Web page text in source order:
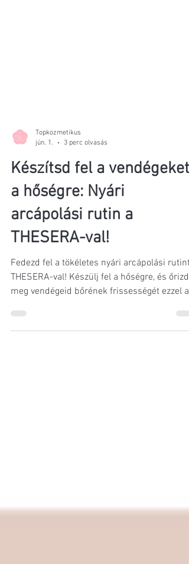
Topkozmetikus
jún. 1.
3 perc olvasás
Készítsd fel a vendégeket
a hőségre: Nyári
arcápolási rutin a
THESERA-val!
Fedezd fel a tökéletes nyári arcápolási rutint
THESERA-val! Készülj fel a hőségre, és őrizd